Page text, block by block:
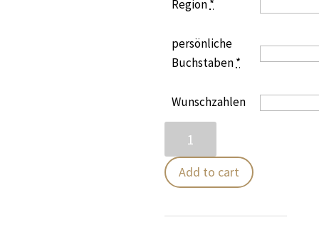
Region*
persönliche
Buchstaben*
Wunschzahlen
nach
neuer
Norm
Add to cart